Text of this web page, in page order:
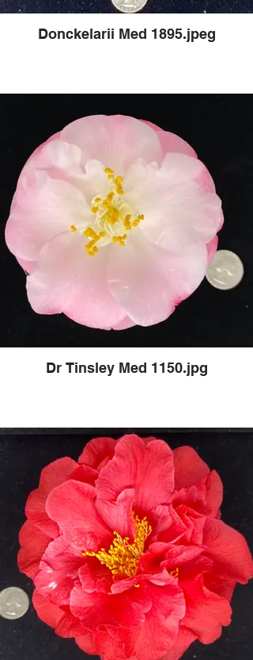
Donckelarii Med 1895.jpeg
Dr Tinsley Med 1150.jpg